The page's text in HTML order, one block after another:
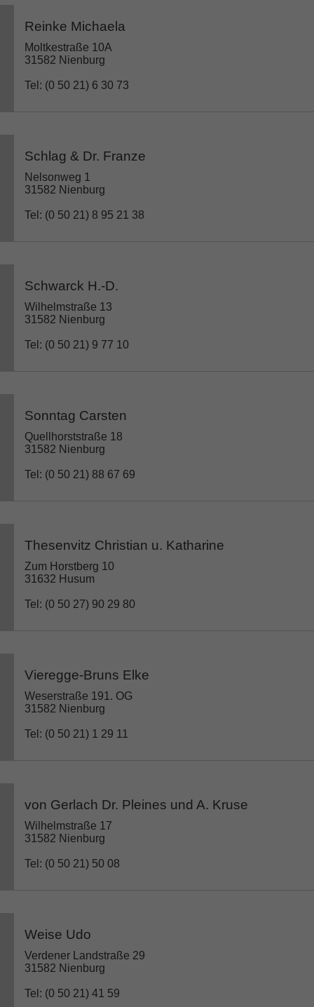
Reinke Michaela
Moltkestraße 10A
31582 Nienburg
Tel: (0 50 21) 6 30 73
Schlag & Dr. Franze
Nelsonweg 1
31582 Nienburg
Tel: (0 50 21) 8 95 21 38
Schwarck H.-D.
Wilhelmstraße 13
31582 Nienburg
Tel: (0 50 21) 9 77 10
Sonntag Carsten
Quellhorststraße 18
31582 Nienburg
Tel: (0 50 21) 88 67 69
Thesenvitz Christian u. Katharine
Zum Horstberg 10
31632 Husum
Tel: (0 50 27) 90 29 80
Vieregge-Bruns Elke
Weserstraße 191. OG
31582 Nienburg
Tel: (0 50 21) 1 29 11
von Gerlach Dr. Pleines und A. Kruse
Wilhelmstraße 17
31582 Nienburg
Tel: (0 50 21) 50 08
Weise Udo
Verdener Landstraße 29
31582 Nienburg
Tel: (0 50 21) 41 59